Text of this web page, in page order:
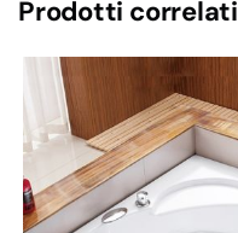
Prodotti correlati